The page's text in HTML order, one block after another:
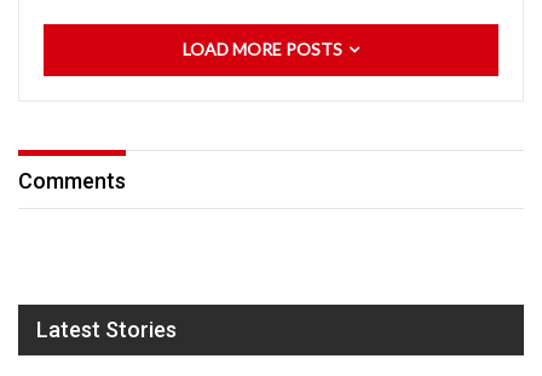
LOAD MORE POSTS
Comments
Latest Stories